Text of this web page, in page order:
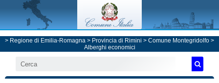
> Regione di Emilia-Romagna > Provincia di Rimini > Comune Montegridolfo >
Alberghi economici